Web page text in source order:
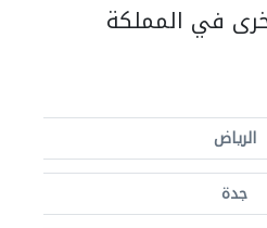
في المملكة
الرياض
جدة